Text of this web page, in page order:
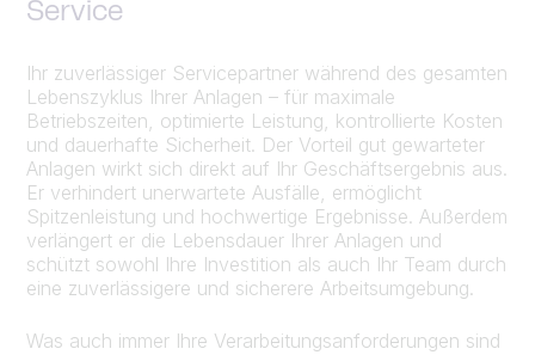
Service
Ihr zuverlässiger Servicepartner während des gesamten
Lebenszyklus Ihrer Anlagen – für maximale
Betriebszeiten, optimierte Leistung, kontrollierte Kosten
und dauerhafte Sicherheit. Der Vorteil gut gewarteter
Anlagen wirkt sich direkt auf Ihr Geschäftsergebnis aus.
Er verhindert unerwartete Ausfälle, ermöglicht
Spitzenleistung und hochwertige Ergebnisse. Außerdem
verlängert er die Lebensdauer Ihrer Anlagen und
schützt sowohl Ihre Investition als auch Ihr Team durch
eine zuverlässigere und sicherere Arbeitsumgebung.
Was auch immer Ihre Verarbeitungsanforderungen sind